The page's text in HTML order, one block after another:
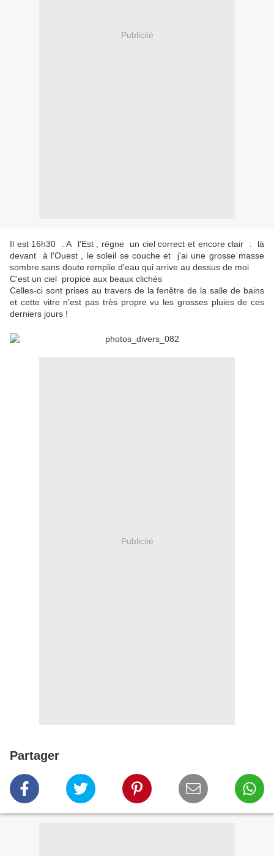
Publicité
Il est 16h30 . A l'Est , régne un ciel correct et encore clair : là
devant à l'Ouest , le soleil se couche et j'ai une grosse masse
sombre sans doute remplie d'eau qui arrive au dessus de moi
C'est un ciel propice aux beaux clichés
Celles-ci sont prises au travers de la fenêtre de la salle de bains
et cette vitre n'est pas très propre vu les grosses pluies de ces
derniers jours !
Publicité
Partager